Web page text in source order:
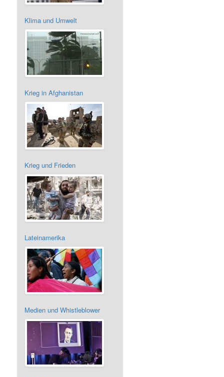
Klima und Umwelt
Krieg in Afghanistan
Krieg und Frieden
Lateinamerika
Medien und Whistleblower